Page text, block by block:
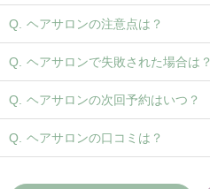
ヘアサロンの注意点は？
ヘアサロンで失敗された場合は？
ヘアサロンの次回予約はいつ？
ヘアサロンの口コミは？